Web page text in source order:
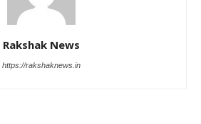
Rakshak News
https://rakshaknews.in